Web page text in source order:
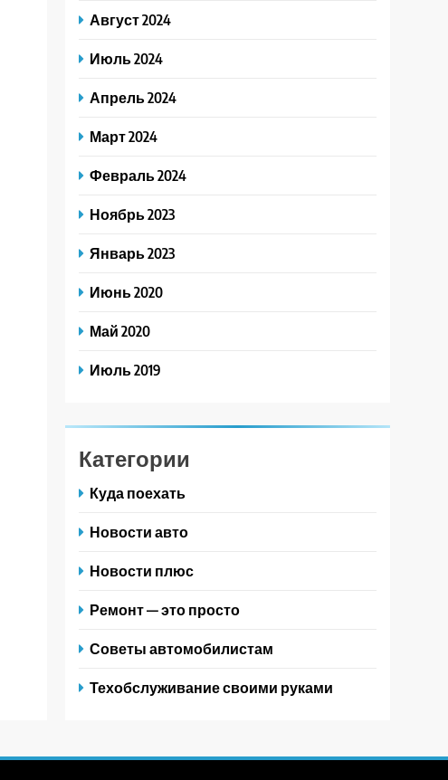
Август 2024
Июль 2024
Апрель 2024
Март 2024
Февраль 2024
Ноябрь 2023
Январь 2023
Июнь 2020
Май 2020
Июль 2019
Категории
Куда поехать
Новости авто
Новости плюс
Ремонт — это просто
Советы автомобилистам
Техобслуживание своими руками